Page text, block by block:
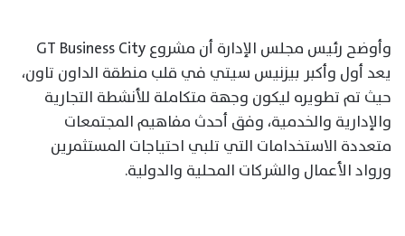
وأوضح رئيس مجلس الإدارة أن مشروع GT Business City
يعد أول وأكبر بيزنيس سيتي في قلب منطقة الداون تاون،
حيث تم تطويره ليكون وجهة متكاملة للأنشطة التجارية
والإدارية والخدمية، وفق أحدث مفاهيم المجتمعات
متعددة الاستخدامات التي تلبي احتياجات المستثمرين
ورواد الأعمال والشركات المحلية والدولية.